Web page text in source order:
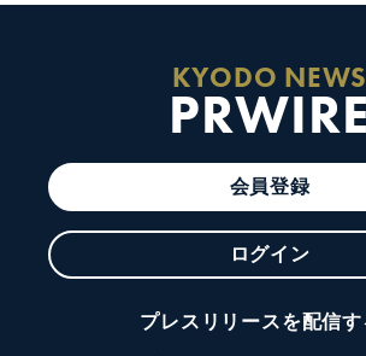
KYODO NEWS
PRWIRE
会員登録
ログイン
プレスリリースを配信す